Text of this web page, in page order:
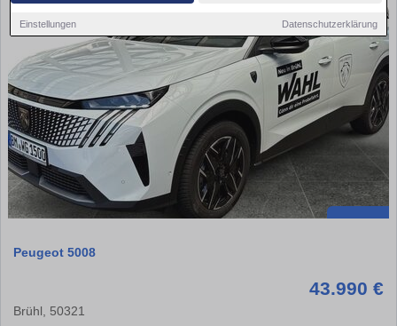
Einstellungen Datenschutzerklärung
Peugeot 5008
43.990 €
Brühl, 50321